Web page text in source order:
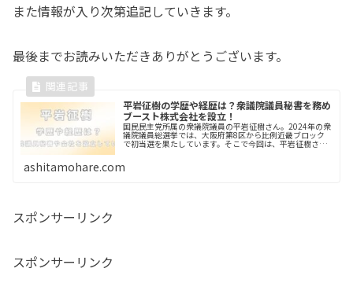
また情報が入り次第追記していきます。
最後までお読みいただきありがとうございます。
平岩征樹の学歴や経歴は？衆議院議員秘書を務め
ブースト株式会社を設立！
国民民主党所属の衆議院議員の平岩征樹さん。2024年の衆
議院議員総選挙では、大阪府第8区から比例近畿ブロック
で初当選を果たしています。そこで今回は、平岩征樹さん
ashitamohare.com
スポンサーリンク
スポンサーリンク